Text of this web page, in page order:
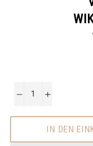
− +
IN DEN